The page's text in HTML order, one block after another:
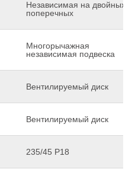
Независимая на двойных
поперечных
Многорычажная
независимая подвеска
Вентилируемый диск
Вентилируемый диск
235/45 Р18